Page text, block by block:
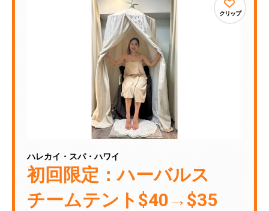
クリップ
ハレカイ・スパ・ハワイ
初回限定：ハーバルス
チームテント$40→$35